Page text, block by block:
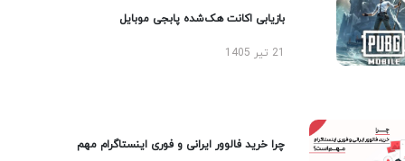
بازیابی اکانت هک‌شده پابجی موبایل
چرا خرید فالوور ایرانی و فوری اینستاگرام مهم